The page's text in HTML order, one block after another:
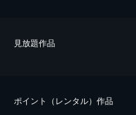
⾒放題作品
ポイント（レンタル）作品